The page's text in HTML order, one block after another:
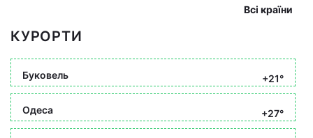
Всі країни
КУРОРТИ
Буковель +21°
Одеса +27°